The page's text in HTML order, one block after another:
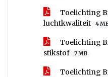
Toelichting
luchtkwaliteit
4
Toelichting
stikstof
7 MB
Toelichting